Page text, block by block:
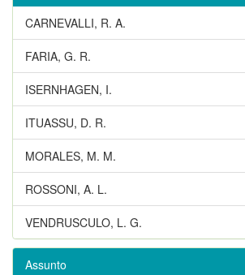
CARNEVALLI, R. A.
FARIA, G. R.
ISERNHAGEN, I.
ITUASSU, D. R.
MORALES, M. M.
ROSSONI, A. L.
VENDRUSCULO, L. G.
Assunto